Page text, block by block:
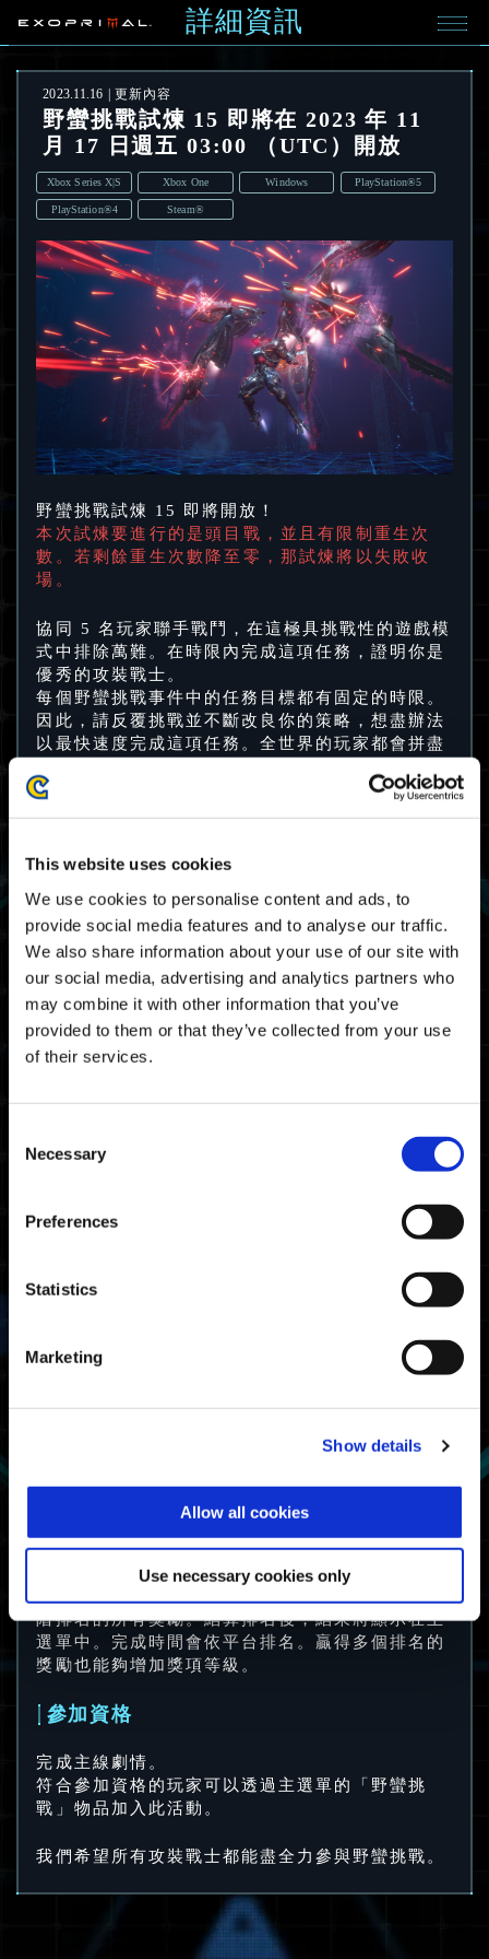
This website uses cookies
We use cookies to personalise content and ads, to
provide social media features and to analyse our traffic.
We also share information about your use of our site with
our social media, advertising and analytics partners who
may combine it with other information that you’ve
provided to them or that they’ve collected from your use
of their services.
Selection
Necessary
Preferences
Statistics
Marketing
Show details
Allow all cookies
Use necessary cookies only
詳細資訊
2023.11.16 更新內容
野蠻挑戰試煉 15 即將在 2023 年 11
月 17 日週五 03:00 （UTC）開放
Xbox Series X|S Xbox One Windows PlayStation®5
PlayStation®4 Steam®
野蠻挑戰試煉 15 即將開放！
本次試煉要進行的是頭目戰，並且有限制重生次
數。若剩餘重生次數降至零，那試煉將以失敗收
場。
協同 5 名玩家聯手戰鬥，在這極具挑戰性的遊戲模
式中排除萬難。在時限內完成這項任務，證明你是
優秀的攻裝戰士。
每個野蠻挑戰事件中的任務目標都有固定的時限。
因此，請反覆挑戰並不斷改良你的策略，想盡辦法
以最快速度完成這項任務。全世界的玩家都會拼盡
能獲得特別的獎賞。
UTC
11/16 2023 19:00 PST ～ 11/20 2023 18:59
PST
地圖
時空裂隙
獎勵
排名獎項
至少完成一次野蠻挑戰。
可獲得獎勵
挑戰大師
挑戰戰士
至少完成一次野蠻
挑戰。
挑戰求生者
請注意：完成時間排名較高的玩家同時能獲得較低
階排名的所有獎勵。結算排名後，結果將顯示在主
選單中。完成時間會依平台排名。贏得多個排名的
獎勵也能夠增加獎項等級。
參加資格
完成主線劇情。
符合參加資格的玩家可以透過主選單的「野蠻挑
戰」物品加入此活動。
我們希望所有攻裝戰士都能盡全力參與野蠻挑戰。